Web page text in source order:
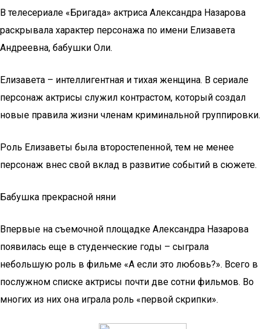
В телесериале «Бригада» актриса Александра Назарова
раскрывала характер персонажа по имени Елизавета
Андреевна, бабушки Оли.
Елизавета – интеллигентная и тихая женщина. В сериале
персонаж актрисы служил контрастом, который создал
новые правила жизни членам криминальной группировки.
Роль Елизаветы была второстепенной, тем не менее
персонаж внес свой вклад в развитие событий в сюжете.
Бабушка прекрасной няни
Впервые на съемочной площадке Александра Назарова
появилась еще в студенческие годы – сыграла
небольшую роль в фильме «А если это любовь?». Всего в
послужном списке актрисы почти две сотни фильмов. Во
многих из них она играла роль «первой скрипки».